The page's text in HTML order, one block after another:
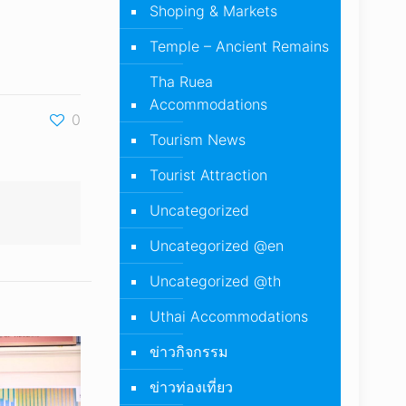
0
Shoping & Markets
Temple – Ancient Remains
Tha Ruea
Accommodations
Tourism News
Tourist Attraction
Uncategorized
Uncategorized @en
Uncategorized @th
Uthai Accommodations
ข่าวกิจกรรม
ข่าวท่องเที่ยว